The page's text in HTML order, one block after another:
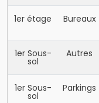
1er étage Bureaux
1er Sous-
sol
Autres
1er Sous-
sol
Parkings